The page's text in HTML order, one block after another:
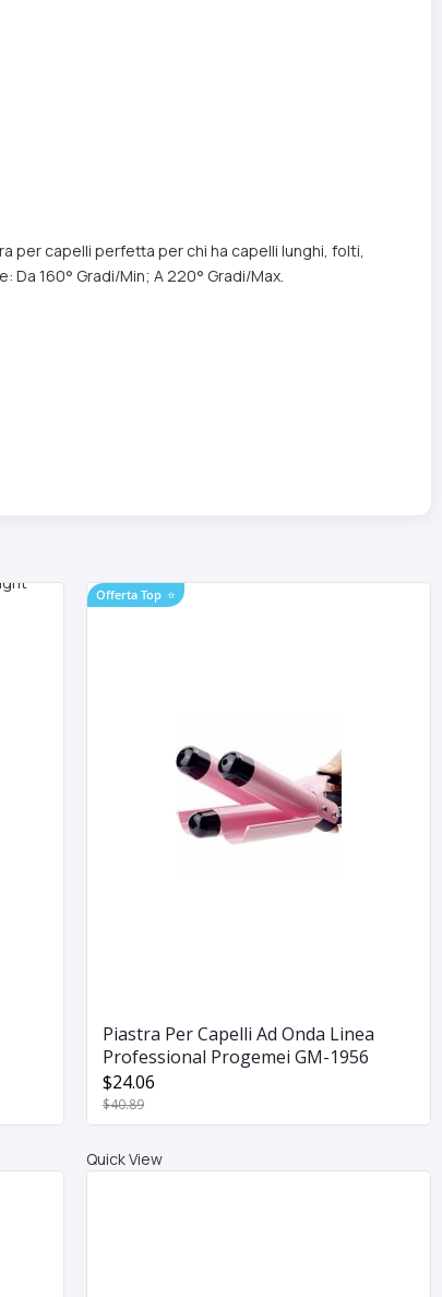
per capelli perfetta per chi ha capelli lunghi, folti,
160° Gradi/Min; A 220° Gradi/Max.
Offerta Top ⭐
Piastra Per Capelli Ad Onda Linea
Professional Progemei GM-1956
$24.06
$40.89
Quick View